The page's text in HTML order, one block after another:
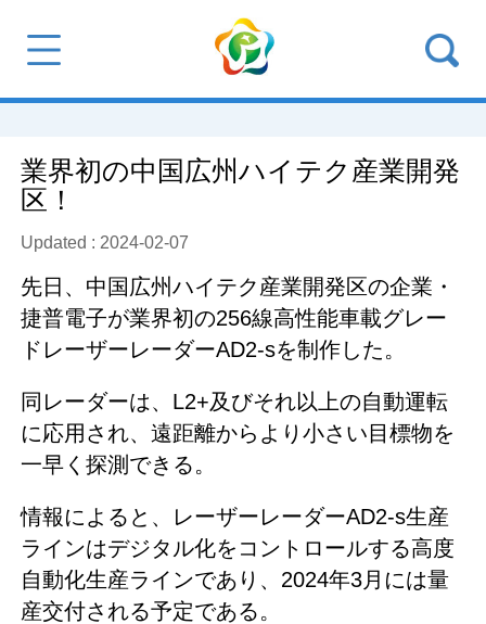
業界初の中国広州ハイテク産業開発
区！
Updated : 2024-02-07
先日、中国広州ハイテク産業開発区の企業・
捷普電子が業界初の256線高性能車載グレー
ドレーザーレーダーAD2-sを制作した。
同レーダーは、L2+及びそれ以上の自動運転
に応用され、遠距離からより小さい目標物を
一早く探測できる。
情報によると、レーザーレーダーAD2-s生産
ラインはデジタル化をコントロールする高度
自動化生産ラインであり、2024年3月には量
産交付される予定である。